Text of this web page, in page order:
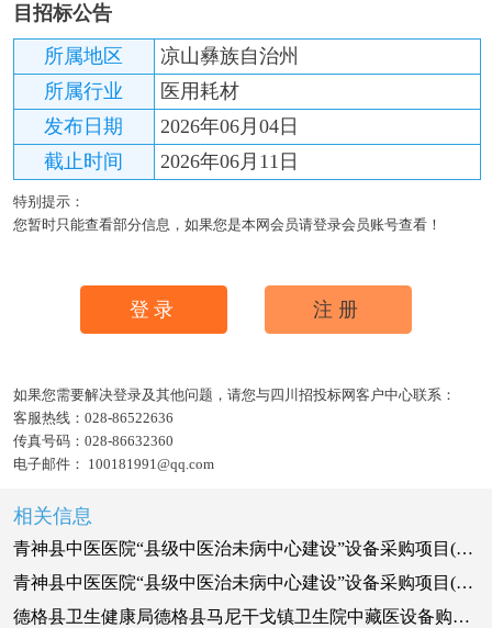
内江市
乐山市
达州市
资阳市 眉山市 雅安市 阿坝州 甘孜州 凉山州
目招标公告
所属地区
凉山彝族自治州
所属行业
医用耗材
发布日期
2026年06月04日
截止时间
2026年06月11日
特别提示：
您暂时只能查看部分信息，如果您是本网会员请登录会员账号查看！
登录 注册
如果您需要解决登录及其他问题，请您与四川招投标网客户中心联系：
客服热线： 028-86522636
传真号码： 028-86632360
电子邮件： 100181991@qq.com
相关信息
青神县中医医院“县级中医治未病中心建设”设备采购项目(二次)竞争性谈判公告
青神县中医医院“县级中医治未病中心建设”设备采购项目(二次)竞争性谈判公告
德格县卫生健康局德格县马尼干戈镇卫生院中藏医设备购置项目招标公告